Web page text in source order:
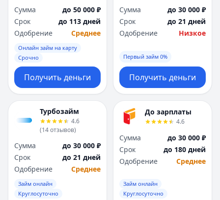
Тюмень
У
Уфа
Х
Хабаровск
Ч
Чебоксары
Челябинск
Чита
Ярославль
Вся Россия
Тюмень
У
Уфа
Х
Хабаровск
Ч
Чебоксары
Челябинск
Чита
Ярославль
Вся Россия
Сумма
до 50 000 ₽
Срок
до 113 дней
Одобрение
Среднее
Онлайн займ на карту
Срочно
Получить деньги
Сумма
до 30 000 ₽
Срок
до 21 дней
Одобрение
Низкое
Первый займ 0%
Получить деньги
Турбозайм
4.6
(14отзывов)
Сумма
до 30 000 ₽
Срок
до 21 дней
Одобрение
Среднее
Займ онлайн
Круглосуточно
До зарплаты
4.6
Сумма
до 30 000 ₽
Срок
до 180 дней
Одобрение
Среднее
Займ онлайн
Круглосуточно